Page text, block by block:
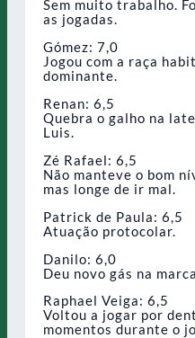
Sem muito trabalho.
as jogadas.
Gómez: 7,0
Jogou com a raça
dominante.
Renan: 6,5
Quebra o galho na
Luis.
Zé Rafael: 6,5
Não manteve o bom
mas longe de ir mal.
Patrick de Paula: 6,5
Atuação protocolar.
Danilo: 6,0
Deu novo gás na
Raphael Veiga: 6,5
Voltou a jogar por
momentos durante o